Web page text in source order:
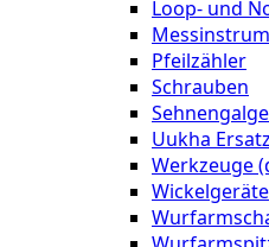
Loop- und
Pfeilzähler
Schrauben
Uukha
Werkzeuge
Wickelgeräte